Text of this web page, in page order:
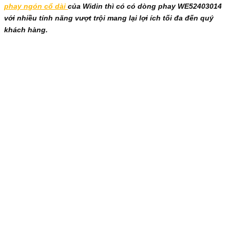
phay ngón cổ dài của Widin thì có có dòng phay WE52403014
với nhiều tính năng vượt trội mang lại lợi ích tối đa đến quý
khách hàng.